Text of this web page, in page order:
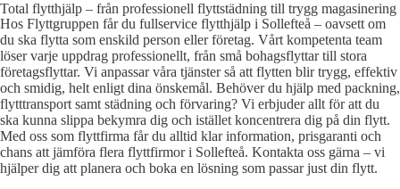
Total flytthjälp – från professionell flyttstädning till trygg magasinering
Hos Flyttgruppen får du fullservice flytthjälp i Sollefteå – oavsett om
du ska flytta som enskild person eller företag. Vårt kompetenta team
löser varje uppdrag professionellt, från små bohagsflyttar till stora
företagsflyttar. Vi anpassar våra tjänster så att flytten blir trygg, effektiv
och smidig, helt enligt dina önskemål. Behöver du hjälp med packning,
flytttransport samt städning och förvaring? Vi erbjuder allt för att du
ska kunna slippa bekymra dig och istället koncentrera dig på din flytt.
Med oss som flyttfirma får du alltid klar information, prisgaranti och
chans att jämföra flera flyttfirmor i Sollefteå. Kontakta oss gärna – vi
hjälper dig att planera och boka en lösning som passar just din flytt.